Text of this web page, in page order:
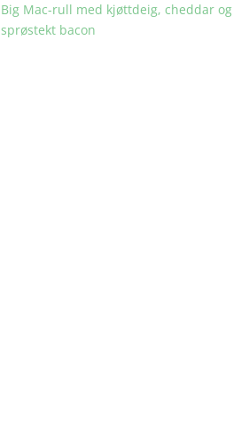
Big Mac-rull med kjøttdeig, cheddar og
sprøstekt bacon